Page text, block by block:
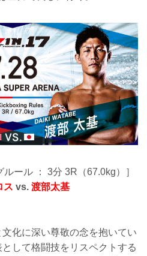
ルール ： 3分 3R（67.0kg）］
ス vs. 渡部太基
化に深い尊敬の念を抱いてい
して格闘技をリスペクトする